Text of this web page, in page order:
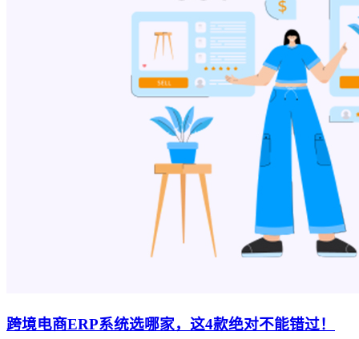
跨境电商ERP系统选哪家，这4款绝对不能错过！